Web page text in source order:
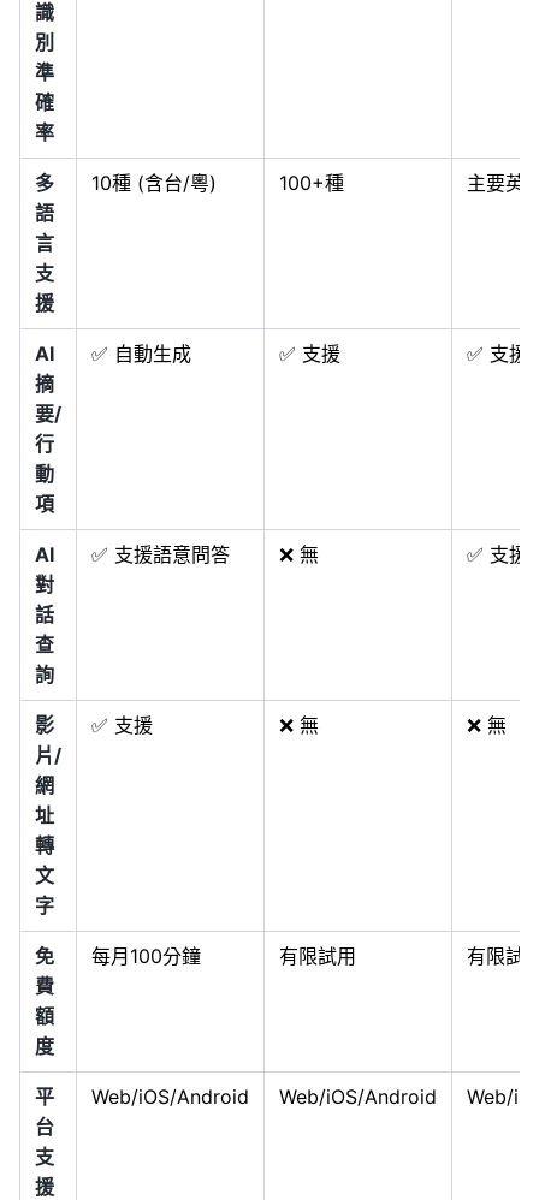
識
別
準
確
率
多
語
言
支
援
10種 (含台/粵) 100+種 主要英
AI
摘
要/
行
動
項
✅ 自動生成 ✅ 支援 ✅ 支援
AI
對
話
查
詢
✅ 支援語意問答 ❌ 無 ✅ 支援
影
片/
網
址
轉
文
字
✅ 支援 ❌ 無 ❌ 無
免
費
額
度
每月100分鐘 有限試用 有限試
平
台
支
援
Web/iOS/Android Web/iOS/Android Web/